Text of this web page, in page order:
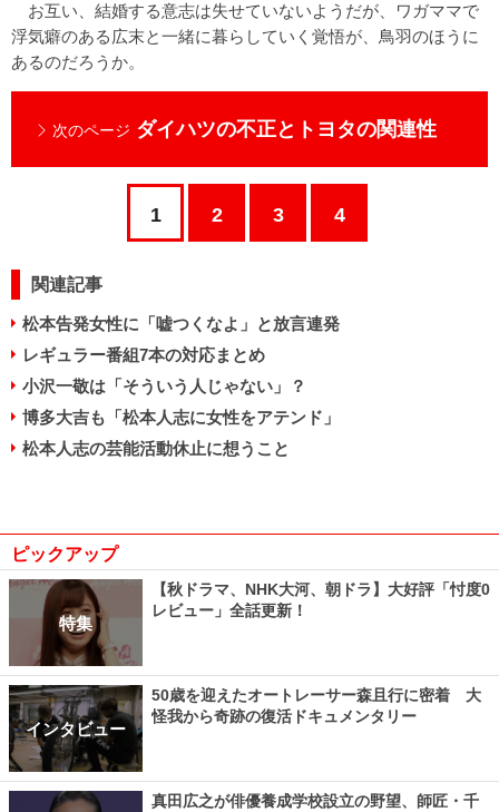
お互い、結婚する意志は失せていないようだが、ワガママで
浮気癖のある広末と一緒に暮らしていく覚悟が、鳥羽のほうに
あるのだろうか。
次のページ ダイハツの不正とトヨタの関連性
1 2 3 4
関連記事
松本告発女性に「嘘つくなよ」と放言連発
レギュラー番組7本の対応まとめ
小沢一敬は「そういう人じゃない」？
博多大吉も「松本人志に女性をアテンド」
松本人志の芸能活動休止に想うこと
ピックアップ
特集
【秋ドラマ、NHK大河、朝ドラ】大好評「忖度0
レビュー」全話更新！
インタビュー
50歳を迎えたオートレーサー森且行に密着 大
怪我から奇跡の復活ドキュメンタリー
真田広之が俳優養成学校設立の野望、師匠・千